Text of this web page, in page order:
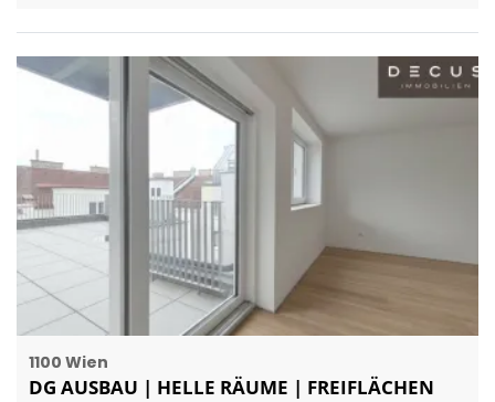
1100 Wien
DG AUSBAU | HELLE RÄUME | FREIFLÄCHEN